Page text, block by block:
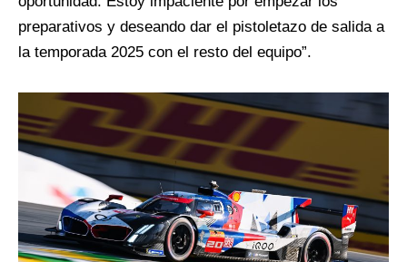
preparativos y deseando dar el pistoletazo de salida a
la temporada 2025 con el resto del equipo”.